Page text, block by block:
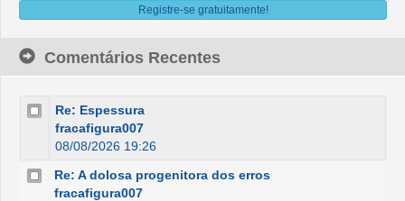
Registre-se gratuitamente!
Comentários Recentes
Re: Espessura
fracafigura007
08/08/2026 19:26
Re: A dolosa progenitora dos erros
fracafigura007